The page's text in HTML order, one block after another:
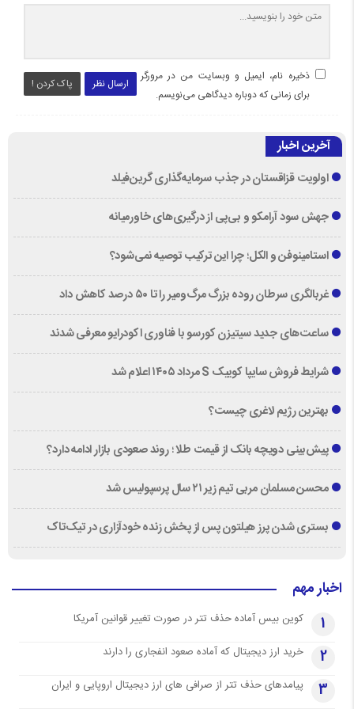
ارسال نظر پاک کردن !
ذخیره نام، ایمیل و وبسایت من در مرورگر
برای زمانی که دوباره دیدگاهی می‌نویسم.
آخرین اخبار
اولویت قزاقستان در جذب سرمایه‌گذاری گرین‌فیلد
جهش سود آرامکو و بی‌پی از درگیری‌های خاورمیانه
استامینوفن و الکل؛ چرا این ترکیب توصیه نمی‌شود؟
غربالگری سرطان روده بزرگ مرگ‌ومیر را تا ۵۰ درصد کاهش داد
ساعت‌های جدید سیتیزن کورسو با فناوری اکودرایو معرفی شدند
شرایط فروش سایپا کوییک S مرداد ۱۴۰۵ اعلام شد
بهترین رژیم لاغری چیست؟
پیش‌بینی دویچه‌ بانک از قیمت طلا ؛ روند صعودی بازار ادامه دارد؟
محسن مسلمان مربی تیم زیر ۲۱ سال پرسپولیس شد
بستری شدن پرز هیلتون پس از پخش زنده خودآزاری در تیک‌تاک
اخبار مهم
1 کوین بیس آماده حذف تتر در صورت تغییر قوانین آمریکا
2 خرید ارز دیجیتال که آماده صعود انفجاری را دارند
3 پیامدهای حذف تتر از صرافی های ارز دیجیتال اروپایی و ایران